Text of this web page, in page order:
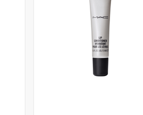
pueden renovar su
de cambios y devoluciones